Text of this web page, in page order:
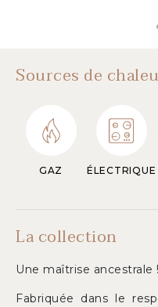
Sources de
GAZ ÉLECTRIQUE
La collection
Une maîtrise ancestrale !
Fabriquée dans le